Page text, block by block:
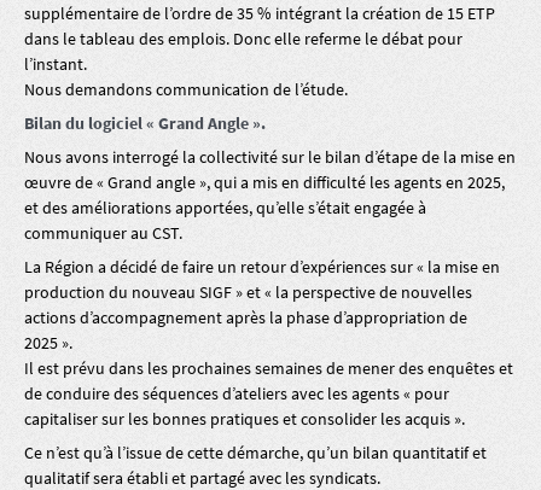
supplémentaire de l’ordre de 35 % intégrant la création de 15 ETP
dans le tableau des emplois. Donc elle referme le débat pour
l’instant.
Nous demandons communication de l’étude.
Bilan du logiciel « Grand Angle ».
Nous avons interrogé la collectivité sur le bilan d’étape de la mise en
œuvre de « Grand angle », qui a mis en difficulté les agents en 2025,
et des améliorations apportées, qu’elle s’était engagée à
communiquer au CST.
La Région a décidé de faire un retour d’expériences sur « la mise en
production du nouveau SIGF » et « la perspective de nouvelles
actions d’accompagnement après la phase d’appropriation de
2025 ».
Il est prévu dans les prochaines semaines de mener des enquêtes et
de conduire des séquences d’ateliers avec les agents « pour
capitaliser sur les bonnes pratiques et consolider les acquis ».
Ce n’est qu’à l’issue de cette démarche, qu’un bilan quantitatif et
qualitatif sera établi et partagé avec les syndicats.